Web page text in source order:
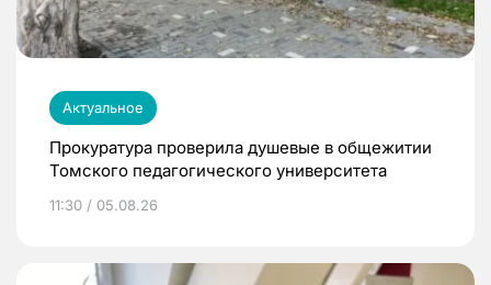
Актуальное
Прокуратура проверила душевые в общежитии
Томского педагогического университета
11:30 / 05.08.26